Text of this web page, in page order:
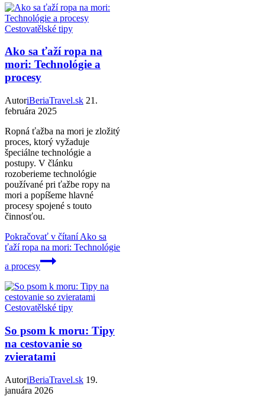
Cestovatělské tipy
Ako sa ťaží ropa na
mori: Technológie a
procesy
AutoriBeriaTravel.sk 21.
februára 2025
Ropná ťažba na mori je zložitý
proces, ktorý vyžaduje
špeciálne technológie a
postupy. V článku
rozoberieme technológie
používané pri ťažbe ropy na
mori a popíšeme hlavné
procesy spojené s touto
činnosťou.
Pokračovať v čítaníAko sa
ťaží ropa na mori: Technológie
a procesy
Cestovatělské tipy
So psom k moru: Tipy
na cestovanie so
zvieratami
AutoriBeriaTravel.sk 19.
januára 2026